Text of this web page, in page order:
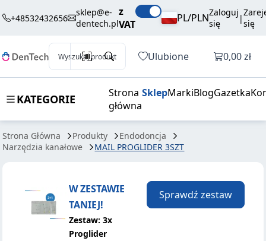
+48532432656
sklep@e-
dentech.pl
z
VAT
PL/PLNZaloguj
się
|się
Wyszukaj produkt Ulubione Otwórz
0,00 zł
KATEGORIE
Strona
główna
SklepMarkiBlogGazetka
Strona Główna Produkty
Endodoncja
Narzędzia kanałowe
MAIL PROGLIDER 3SZT
PROGLIDER
brutto / szt.
W ZESTAWIE
TANIEJ!
Zestaw: 3x
Proglider
Sprawdź zestaw